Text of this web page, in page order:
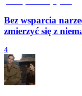
Bez wsparcia
zmierzyć się z
4